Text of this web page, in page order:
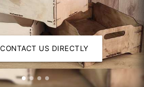
CONTACT US DIRECTLY